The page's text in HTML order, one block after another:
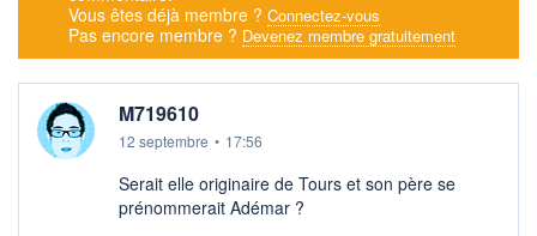
Vous êtes déjà membre ? Connectez-vous
Pas encore membre ? Devenez membre gratuitement
M719610
12 septembre • 17:56
Serait elle originaire de Tours et son père se
prénommerait Adémar ?